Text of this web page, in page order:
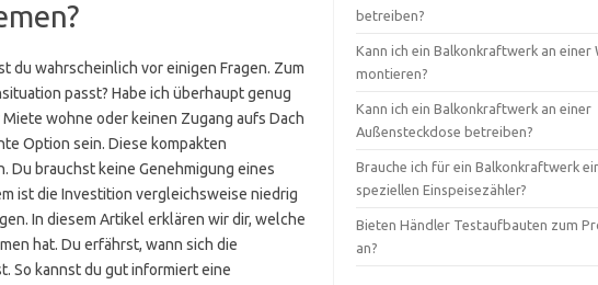
du wahrscheinlich vor einigen Fragen. Zum
passt? Habe ich überhaupt genug
wohne oder keinen Zugang aufs Dach
Option sein. Diese kompakten
Du brauchst keine Genehmigung eines
ist die Investition vergleichsweise niedrig
In diesem Artikel erklären wir dir, welche
hat. Du erfährst, wann sich die
So kannst du gut informiert eine
betreiben?
Kann ich ein Balkonkraftwerk an einer
montieren?
Kann ich ein Balkonkraftwerk an einer
Außensteckdose betreiben?
Brauche ich für ein Balkonkraftwerk
speziellen Einspeisezähler?
Bieten Händler Testaufbauten zum
an?